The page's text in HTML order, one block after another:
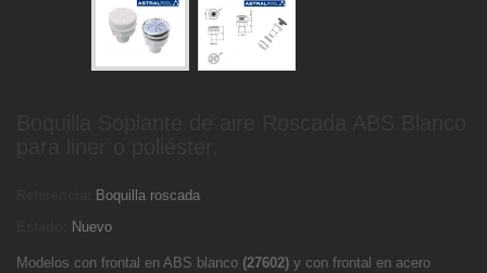
Boquilla roscada
Nuevo
Modelos con frontal en ABS blanco (27602) y con frontal en acero